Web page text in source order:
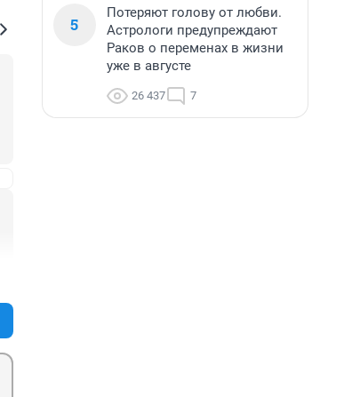
5
Потеряют голову от любви.
Астрологи предупреждают
Раков о переменах в жизни
уже в августе
26 437 7